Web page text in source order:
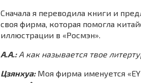
Сначала я переводила книги и
своя фирма, которая помогла
иллюстрации в «Росмэн».
А.А.:А как называется твое
Цзянхуа:Моя фирма именуется